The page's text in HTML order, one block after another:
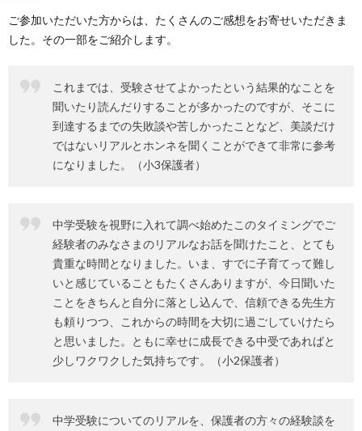
ご参加いただいた方からは、たくさんのご感想をお寄せいただきま
した。その一部をご紹介します。
これまでは、受験させてよかったという結果的なことを
聞いたり読んだりすることが多かったのですが、そこに
到達するまでの失敗談や苦しかったことなど、美談だけ
ではないリアルとホンネを聞くことができて非常に参考
になりました。（小3保護者）
中学受験を視野に入れて調べ始めたこのタイミングでご
経験者のみなさまのリアルなお話を聞けたこと、とても
貴重な時間となりました。いま、すでに子育てって難し
いと感じていることもたくさんありますが、今日聞いた
ことをきちんと自分に落とし込んで、信頼できる先生方
も頼りつつ、これからの時間を大切に過ごしていけたら
と思いました。ともに幸せに成長できる中受であればと
少しワクワクした気持ちです。（小2保護者）
中学受験についてのリアルを、保護者の方々の経験談を